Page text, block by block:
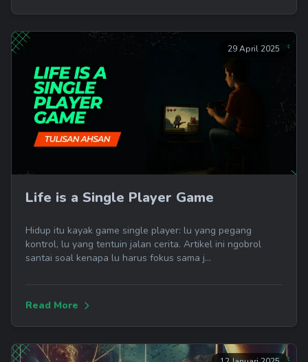
29 April 2025
Life is a Single Player Game
Hidup itu kayak game single player: lu yang pegang
kontrol, lu yang tentuin jalan cerita. Artikel ini ngobrol
santai soal kenapa lu harus fokus sama j...
Read More